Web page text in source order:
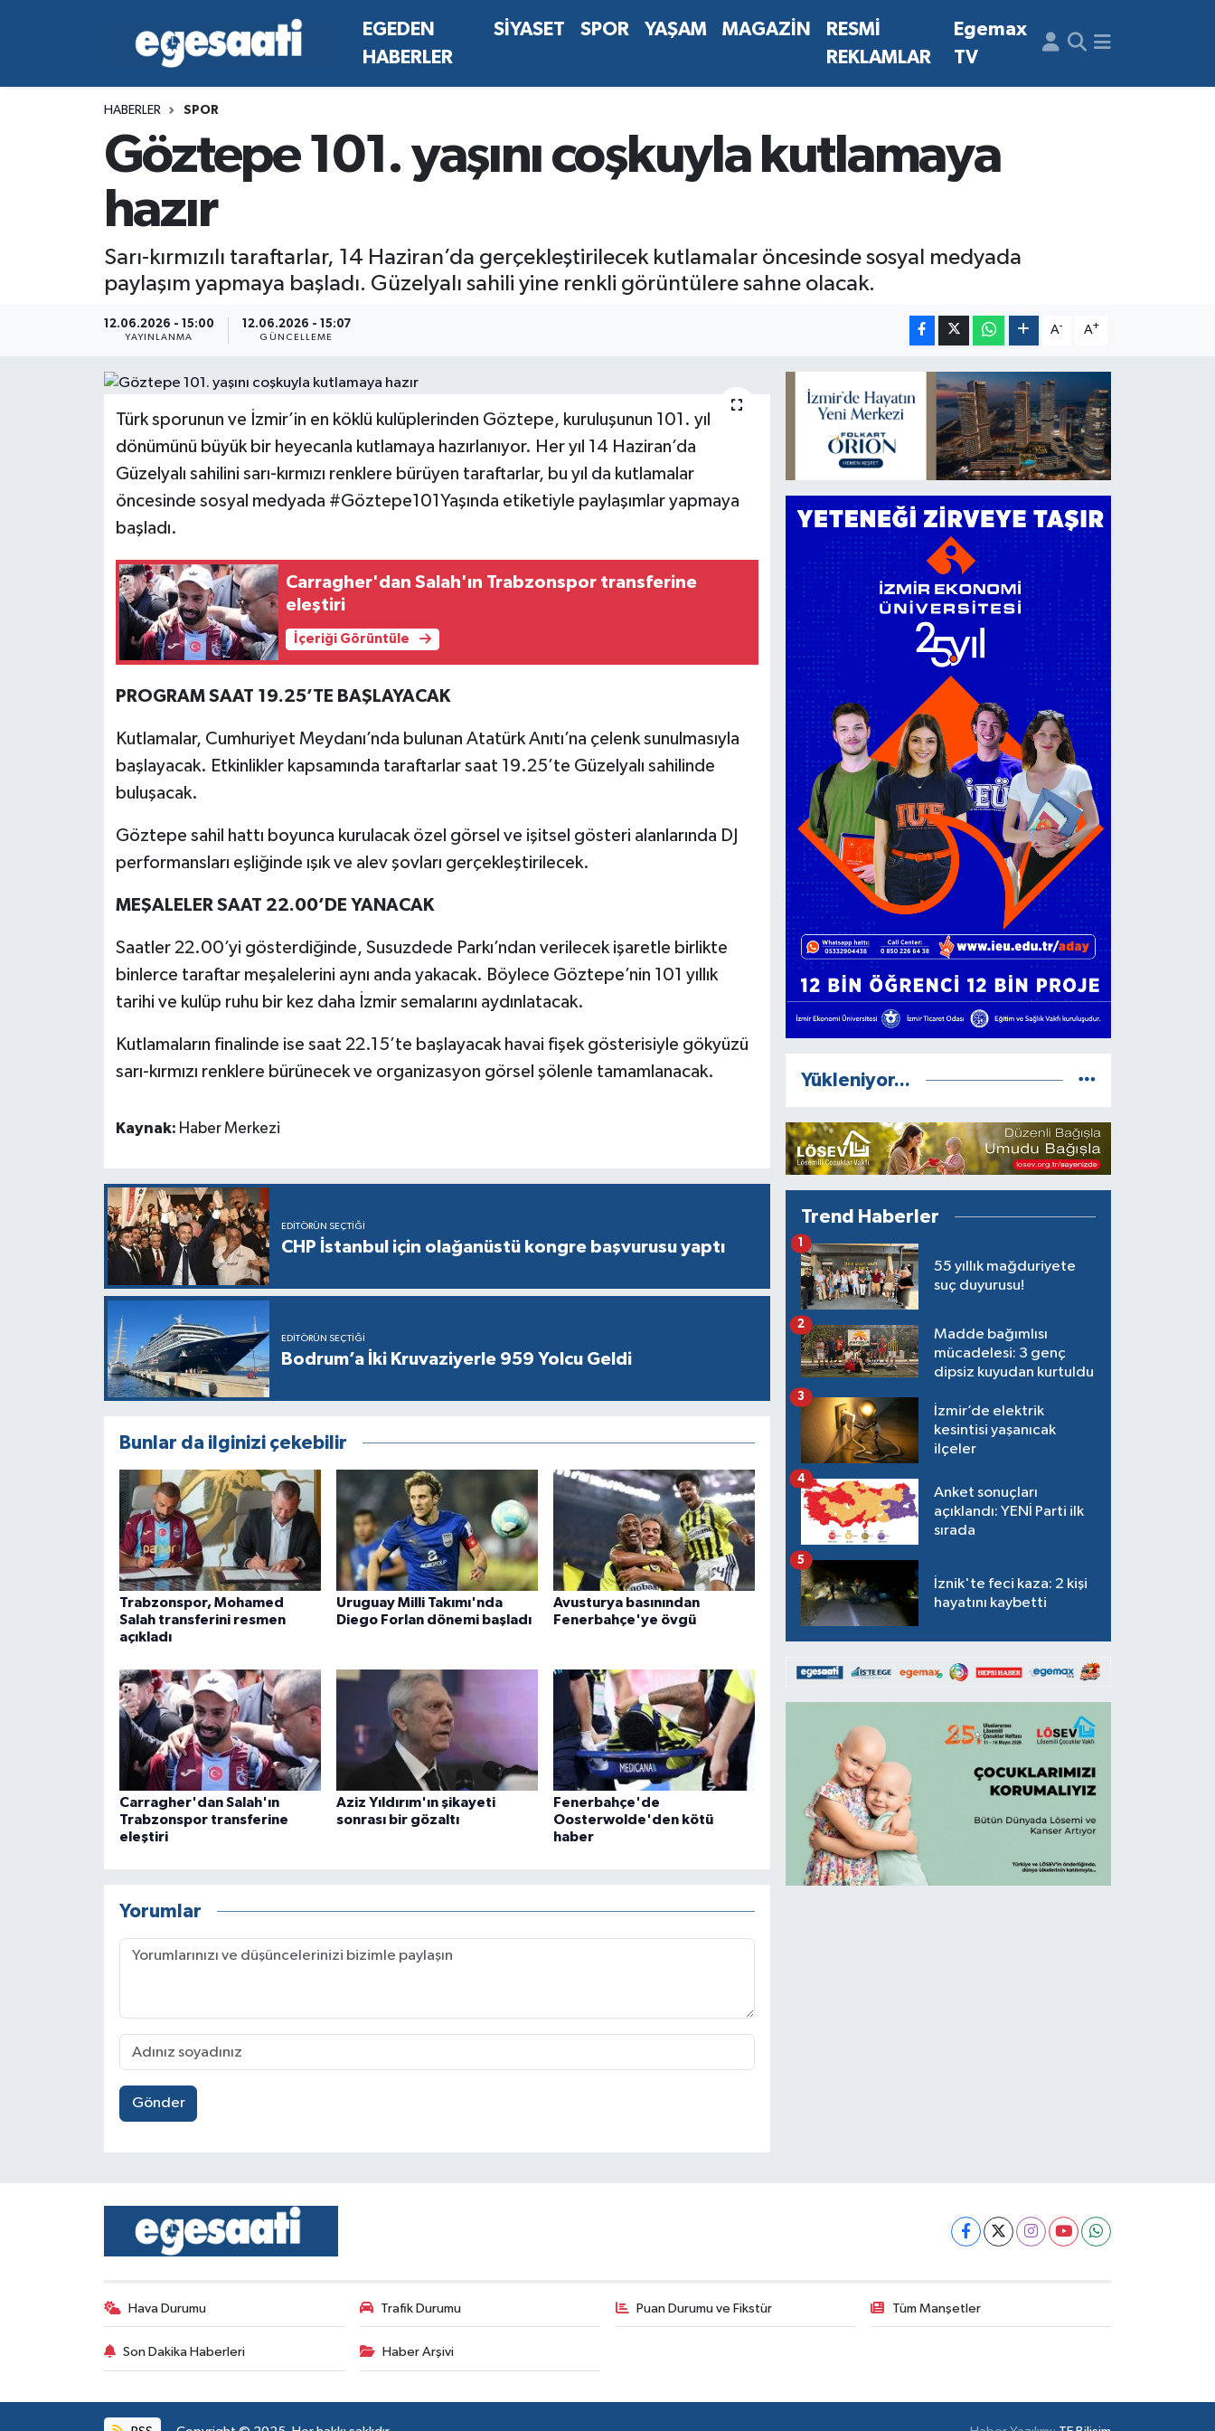
EGEDEN
HABERLER
SİYASET SPOR YAŞAM MAGAZİN
RESMİ
REKLAMLAR
Egemax
TV
HABERLER SPOR
Göztepe 101. yaşını coşkuyla kutlamaya
hazır
Sarı-kırmızılı taraftarlar, 14 Haziran’da gerçekleştirilecek kutlamalar öncesinde sosyal medyada
paylaşım yapmaya başladı. Güzelyalı sahili yine renkli görüntülere sahne olacak.
12.06.2026 - 15:00
YAYINLANMA
12.06.2026 - 15:07
GÜNCELLEME
A- A+
Türk sporunun ve İzmir’in en köklü kulüplerinden Göztepe, kuruluşunun 101. yıl
dönümünü büyük bir heyecanla kutlamaya hazırlanıyor. Her yıl 14 Haziran’da
Güzelyalı sahilini sarı-kırmızı renklere bürüyen taraftarlar, bu yıl da kutlamalar
öncesinde sosyal medyada #Göztepe101Yaşında etiketiyle paylaşımlar yapmaya
başladı.
Carragher'dan Salah'ın Trabzonspor transferine
eleştiri
İçeriği Görüntüle
PROGRAM SAAT 19.25’TE BAŞLAYACAK
Kutlamalar, Cumhuriyet Meydanı’nda bulunan Atatürk Anıtı’na çelenk sunulmasıyla
başlayacak. Etkinlikler kapsamında taraftarlar saat 19.25’te Güzelyalı sahilinde
buluşacak.
Göztepe sahil hattı boyunca kurulacak özel görsel ve işitsel gösteri alanlarında DJ
performansları eşliğinde ışık ve alev şovları gerçekleştirilecek.
MEŞALELER SAAT 22.00’DE YANACAK
Saatler 22.00’yi gösterdiğinde, Susuzdede Parkı’ndan verilecek işaretle birlikte
binlerce taraftar meşalelerini aynı anda yakacak. Böylece Göztepe’nin 101 yıllık
tarihi ve kulüp ruhu bir kez daha İzmir semalarını aydınlatacak.
Kutlamaların finalinde ise saat 22.15’te başlayacak havai fişek gösterisiyle gökyüzü
sarı-kırmızı renklere bürünecek ve organizasyon görsel şölenle tamamlanacak.
Kaynak: Haber Merkezi
EDITÖRÜN SEÇTIĞI
CHP İstanbul için olağanüstü kongre başvurusu yaptı
EDITÖRÜN SEÇTIĞI
Bodrum’a İki Kruvaziyerle 959 Yolcu Geldi
Bunlar da ilginizi çekebilir
Trabzonspor, Mohamed
Salah transferini resmen
açıkladı
Uruguay Milli Takımı'nda
Diego Forlan dönemi başladı
Avusturya basınından
Fenerbahçe'ye övgü
Carragher'dan Salah'ın
Trabzonspor transferine
eleştiri
Aziz Yıldırım'ın şikayeti
sonrası bir gözaltı
Fenerbahçe'de
Oosterwolde'den kötü
haber
Yorumlar
Gönder
Yükleniyor...
Trend Haberler
55 yıllık mağduriyete
suç duyurusu!
1
Madde bağımlısı
mücadelesi: 3 genç
dipsiz kuyudan kurtuldu
2
İzmir’de elektrik
kesintisi yaşanıcak
ilçeler
3
Anket sonuçları
açıklandı: YENİ Parti ilk
sırada
4
İznik'te feci kaza: 2 kişi
hayatını kaybetti
5
Hava Durumu Trafik Durumu Puan Durumu ve Fikstür Tüm Manşetler
Son Dakika Haberleri Haber Arşivi
Yazarlar
MAGAZİN
RESMİ REKLAMLAR
EGEDEN HABERLER
SİYASET
MAGAZİN
RESMİ REKLAMLAR
Egemax TV
Trafik Durumu
Süper Lig Puan Durumu ve Fikstür
Tüm Manşetler
Son Dakika Haberleri
Haber Arşivi